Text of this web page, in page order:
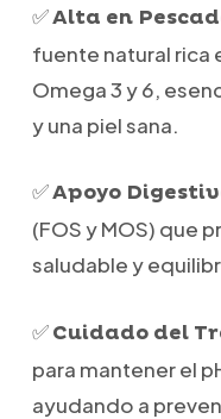
✅Alta en
fuente natural rica
Omega 3 y 6,
y una piel sana.
✅Apoyo
(FOS y MOS) que
saludable y
✅Cuidado del
para mantener el
ayudando a